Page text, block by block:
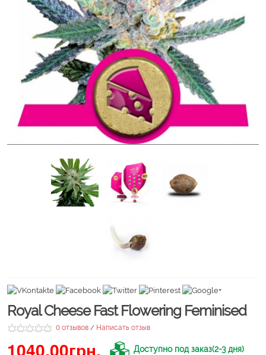
Royal Cheese Fast Flowering Feminised
0 отзывов / Написать отзыв
1040.00грн. Доступно под заказ(2-3 дня)